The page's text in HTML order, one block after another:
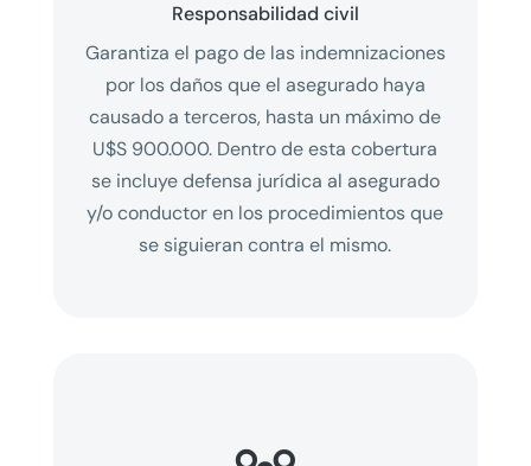
Responsabilidad civil
Garantiza el pago de las indemnizaciones
por los daños que el asegurado haya
causado a terceros, hasta un máximo de
U$S 900.000. Dentro de esta cobertura
se incluye defensa jurídica al asegurado
y/o conductor en los procedimientos que
se siguieran contra el mismo.